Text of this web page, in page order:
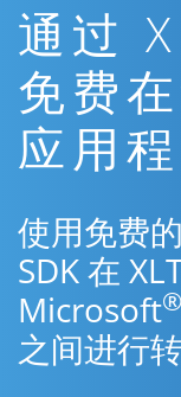
通过
免费
应用
使用免费
SDK 在
Microsoft®
之间进行转